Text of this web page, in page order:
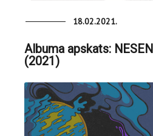
18.02.2021.
Albuma apskats:
(2021)